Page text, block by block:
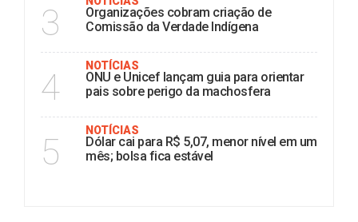
3
Organizações cobram criação de
Comissão da Verdade Indígena
4
NOTÍCIAS
ONU e Unicef lançam guia para orientar
pais sobre perigo da machosfera
5
NOTÍCIAS
Dólar cai para R$ 5,07, menor nível em um
mês; bolsa fica estável